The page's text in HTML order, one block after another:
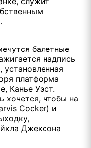
балетные
надпись
установленная
платформа
Канье Уэст.
хочется, чтобы на
Cocker) и
Джексона